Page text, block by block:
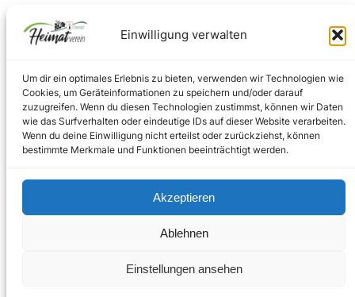
Einwilligung verwalten
Um dir ein optimales Erlebnis zu bieten, verwenden wir Technologien wie
Cookies, um Geräteinformationen zu speichern und/oder darauf
zuzugreifen. Wenn du diesen Technologien zustimmst, können wir Daten
wie das Surfverhalten oder eindeutige IDs auf dieser Website verarbeiten.
Wenn du deine Einwilligung nicht erteilst oder zurückziehst, können
bestimmte Merkmale und Funktionen beeinträchtigt werden.
Akzeptieren
Ablehnen
Einstellungen ansehen
Facebook Instagram
Impressum–Datenschutz
Copyright © 2024